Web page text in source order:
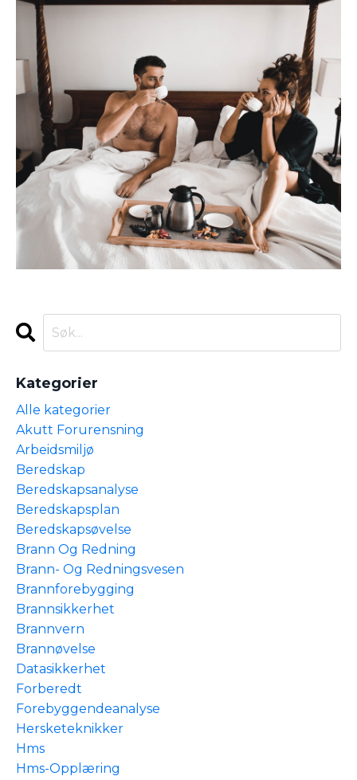
Kategorier
Alle kategorier
Akutt Forurensning
Arbeidsmiljø
Beredskap
Beredskapsanalyse
Beredskapsplan
Beredskapsøvelse
Brann Og Redning
Brann- Og Redningsvesen
Brannforebygging
Brannsikkerhet
Brannvern
Brannøvelse
Datasikkerhet
Forberedt
Forebyggendeanalyse
Hersketeknikker
Hms
Hms-Opplæring